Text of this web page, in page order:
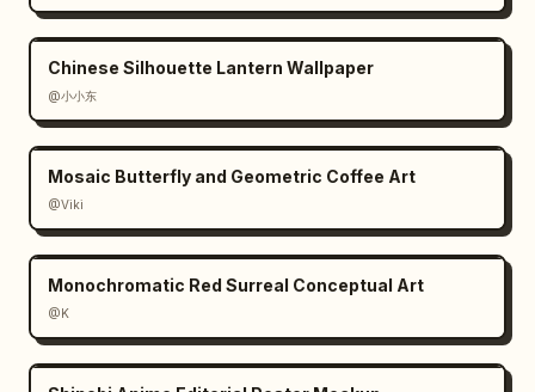
Chinese Silhouette Lantern Wallpaper
@小小东
Mosaic Butterfly and Geometric Coffee Art
@Viki
Monochromatic Red Surreal Conceptual Art
@K